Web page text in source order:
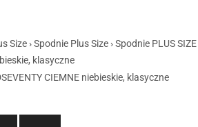
Size ›Spodnie Plus Size ›Spodnie PLUS SIZE
klasyczne